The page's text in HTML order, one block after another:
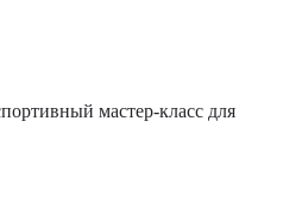
мастер-класс для